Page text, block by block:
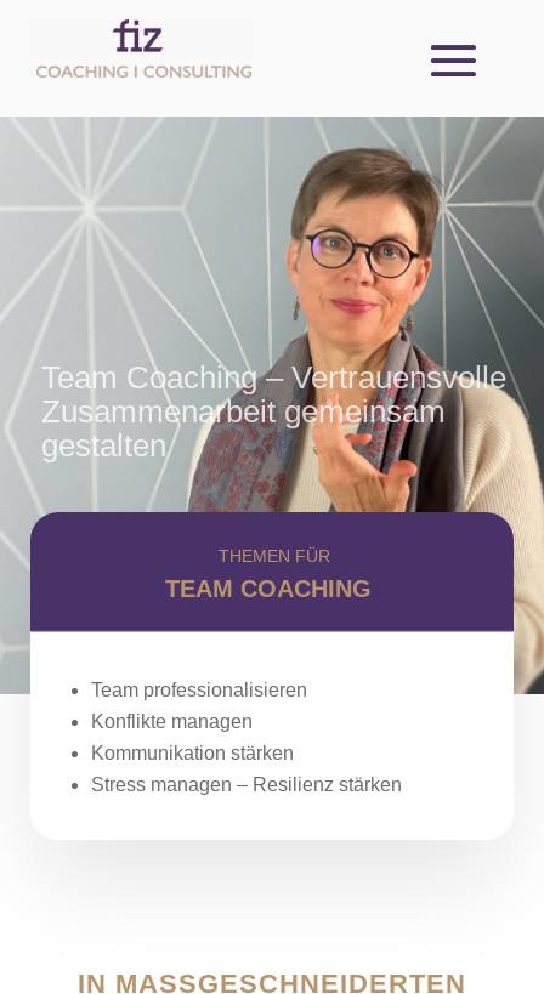
Team Coaching – Vertrauensvolle
Zusammenarbeit gemeinsam
gestalten
THEMEN FÜR
TEAM COACHING
Team professionalisieren
Konflikte managen
Kommunikation stärken
Stress managen – Resilienz stärken
IN MASSGESCHNEIDERTEN T